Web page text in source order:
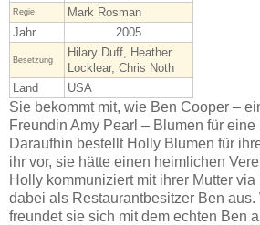
Regie
Mark Rosman
Jahr
2005
Besetzung
Hilary Duff, Heather
Locklear, Chris Noth
Land
USA
Sie bekommt mit, wie Ben Cooper –
Freundin Amy Pearl – Blumen für eine
Daraufhin bestellt Holly Blumen für
ihr vor, sie hätte einen heimlichen
Holly kommuniziert mit ihrer Mutter
dabei als Restaurantbesitzer Ben aus.
freundet sie sich mit dem echten Ben